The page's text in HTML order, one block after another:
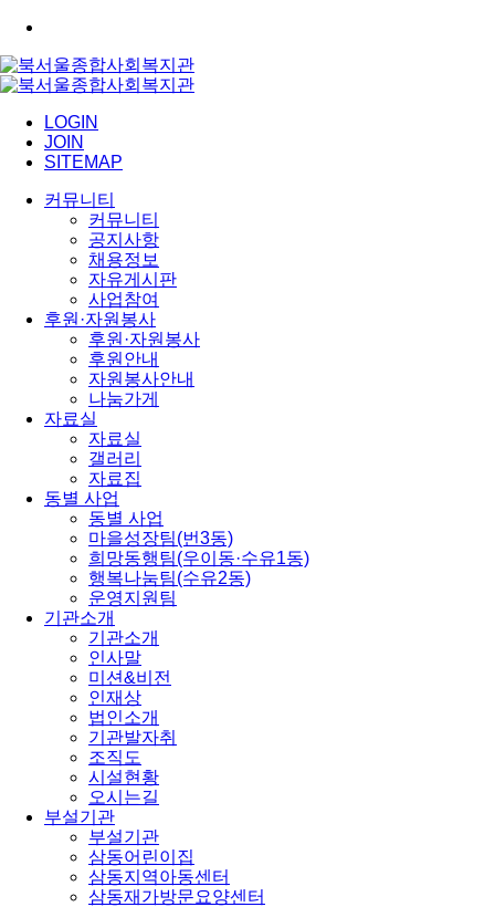
LOGIN
JOIN
SITEMAP
커뮤니티
커뮤니티
공지사항
채용정보
자유게시판
사업참여
후원·자원봉사
후원·자원봉사
후원안내
자원봉사안내
나눔가게
자료실
자료실
갤러리
자료집
동별 사업
동별 사업
마을성장팀(번3동)
희망동행팀(우이동·수유1동)
행복나눔팀(수유2동)
운영지원팀
기관소개
기관소개
인사말
미션&비전
인재상
법인소개
기관발자취
조직도
시설현황
오시는길
부설기관
부설기관
삼동어린이집
삼동지역아동센터
삼동재가방문요양센터